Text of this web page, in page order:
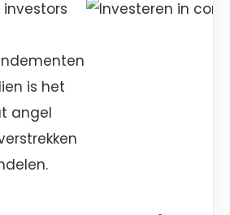
is het
angel